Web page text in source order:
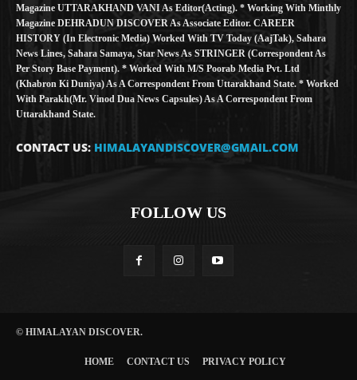
Magazine UTTARAKHAND VANI As Editor(Acting). * Working With Minthly
Magazine DEHRADUN DISCOVER As Associate Editor. CAREER
HISTORY (in Electronic Media) Worked With TV Today (AajTak), Sahara
News Lines, Sahara Samaya, Star News As STRINGER (Correspondent As
Per Story Base Payment). * Worked With M/S Poorab Media Pvt. Ltd
(Khabron Ki Duniya) As A Correspondent From Uttarakhand State. * Worked
With Parakh(Mr. Vinod Dua News Capsules) As A Correspondent From
Uttarakhand State.
CONTACT US: HIMALAYANDISCOVER@GMAIL.COM
FOLLOW US
© HIMALAYAN DISCOVER.
HOME CONTACT US PRIVACY POLICY